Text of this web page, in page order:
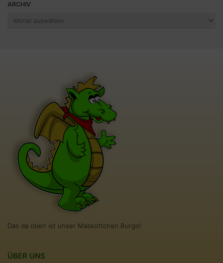
ARCHIV
Archiv
Das da oben ist unser Maskottchen Burgo!
ÜBER UNS